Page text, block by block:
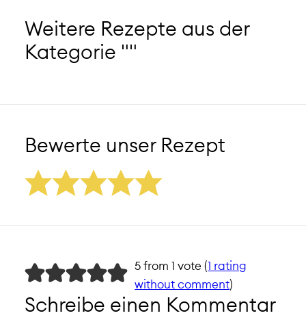
Weitere Rezepte aus der
Kategorie ""
Bewerte unser Rezept
5 from 1 vote (1 rating
without comment)
Schreibe einen Kommentar